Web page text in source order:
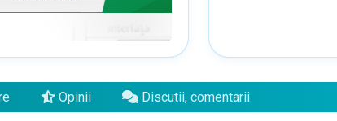
Opinii Discutii, comentarii